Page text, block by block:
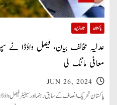
پاکستان تازہ ترین
عدلیہ مخالف بیان، فیصل واؤڈا
معافی مانگ لی
JUN 26, 2024
پاکستان تحریک انصاف کے سابق رہنما اور سینیٹر فیصل